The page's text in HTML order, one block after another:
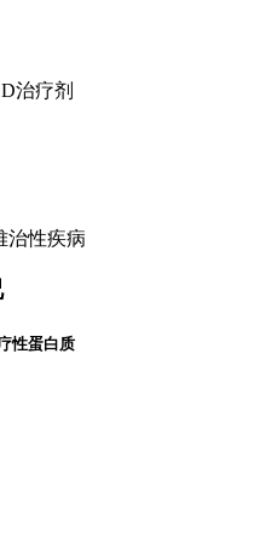
治疗剂
治性疾病
性蛋白质